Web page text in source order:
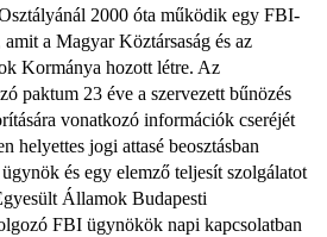
2000 óta működik egy FBI-
a Magyar Köztársaság és az
Kormánya hozott létre. Az
paktum 23 éve a szervezett bűnözés
vonatkozó információk cseréjét
helyettes jogi attasé beosztásban
és egy elemző teljesít szolgálatot
Államok Budapesti
FBI ügynökök napi kapcsolatban